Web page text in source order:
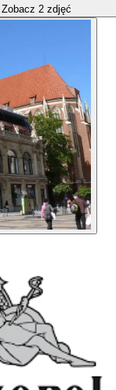
Zobacz 2 zdjęć